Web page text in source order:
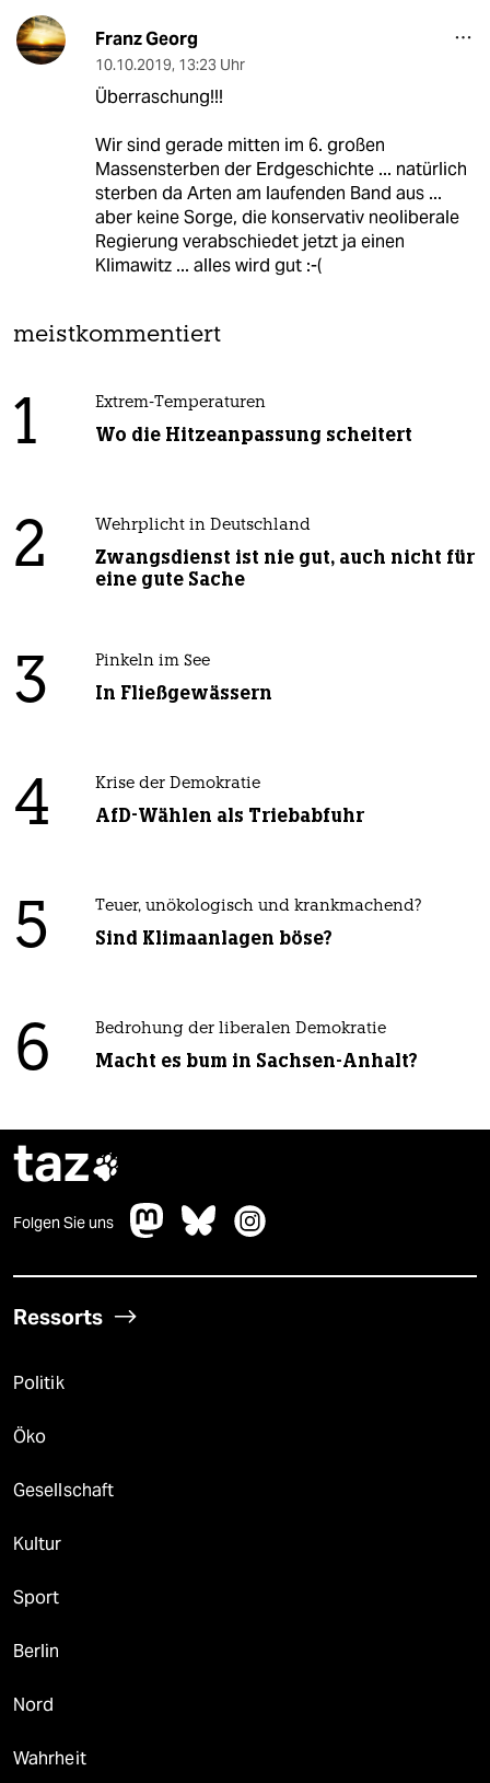
Franz Georg
10.10.2019, 13:23 Uhr
Überraschung!!!
Wir sind gerade mitten im 6. großen
Massensterben der Erdgeschichte ... natürlich
sterben da Arten am laufenden Band aus ...
aber keine Sorge, die konservativ neoliberale
Regierung verabschiedet jetzt ja einen
Klimawitz ... alles wird gut :-(
meistkommentiert
1 Extrem-Temperaturen
Wo die Hitzeanpassung scheitert
2 Wehrplicht in Deutschland
Zwangsdienst ist nie gut, auch nicht für
eine gute Sache
3 Pinkeln im See
In Fließgewässern
4 Krise der Demokratie
AfD-Wählen als Triebabfuhr
5 Teuer, unökologisch und krankmachend?
Sind Klimaanlagen böse?
6 Bedrohung der liberalen Demokratie
Macht es bum in Sachsen-Anhalt?
taz
Folgen Sie uns
Ressorts
Politik
Öko
Gesellschaft
Kultur
Sport
Berlin
Nord
Wahrheit